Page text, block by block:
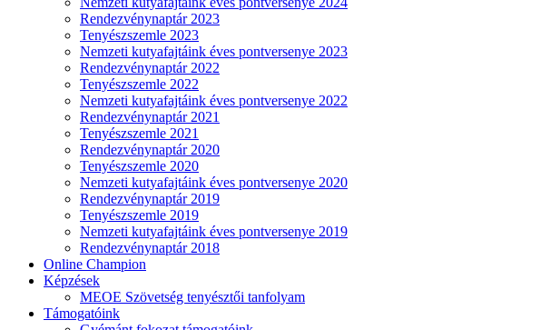
Rendezvénynaptár 2023
Tenyészszemle 2023
Nemzeti kutyafajtáink éves pontversenye 2023
Rendezvénynaptár 2022
Tenyészszemle 2022
Nemzeti kutyafajtáink éves pontversenye 2022
Rendezvénynaptár 2021
Tenyészszemle 2021
Rendezvénynaptár 2020
Tenyészszemle 2020
Nemzeti kutyafajtáink éves pontversenye 2020
Rendezvénynaptár 2019
Tenyészszemle 2019
Nemzeti kutyafajtáink éves pontversenye 2019
Rendezvénynaptár 2018
Online Champion
Képzések
MEOE Szövetség tenyésztői tanfolyam
Támogatóink